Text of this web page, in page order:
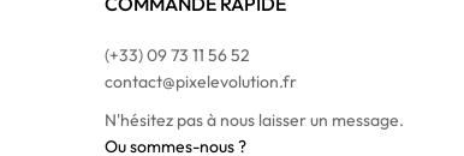
(+33) 09 73 11 56 52
contact@pixelevolution.fr
N'hésitez pas à nous laisser un message.
Ou sommes-nous ?